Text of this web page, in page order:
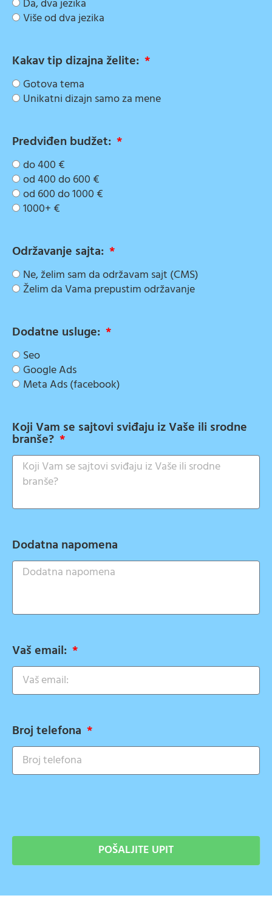
Više od dva jezika
Kakav tip dizajna želite:
Gotova tema
Unikatni dizajn samo za mene
Predviđen budžet:
do 400 €
od 400 do 600 €
od 600 do 1000 €
1000+ €
Održavanje sajta:
Ne, želim sam da održavam sajt (CMS)
Želim da Vama prepustim održavanje
Dodatne usluge:
Seo
Google Ads
Meta Ads (facebook)
Koji Vam se sajtovi sviđaju iz Vaše ili srodne
branše?
Dodatna napomena
Vaš email:
Broj telefona
POŠALJITE UPIT